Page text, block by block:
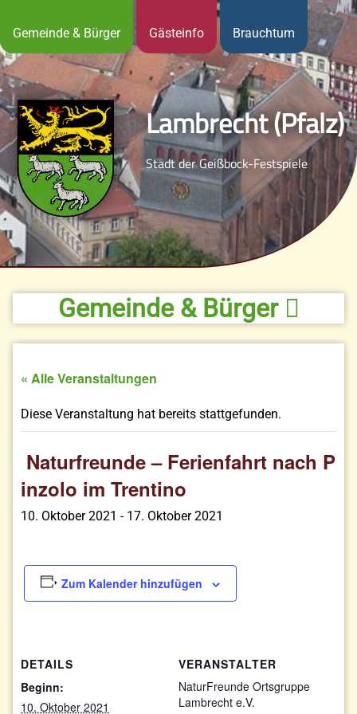
Gemeinde & Bürger Gästeinfo Brauchtum
Lambrecht (Pfalz)
Stadt der Geißbock-Festspiele
Gemeinde & Bürger
« Alle Veranstaltungen
Diese Veranstaltung hat bereits stattgefunden.
Naturfreunde – Ferienfahrt nach P
inzolo im Trentino
10. Oktober 2021 - 17. Oktober 2021
Zum Kalender hinzufügen
DETAILS
Beginn:
10. Oktober 2021
VERANSTALTER
NaturFreunde Ortsgruppe
Lambrecht e.V.